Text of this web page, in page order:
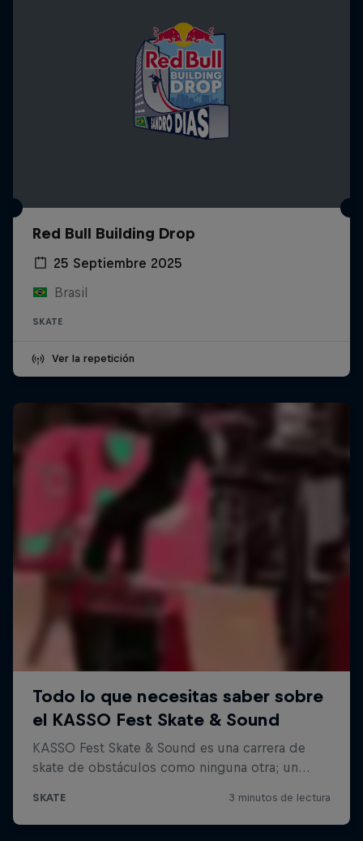
Red Bull Building Drop
25 Septiembre 2025
Brasil
SKATE
Ver la repetición